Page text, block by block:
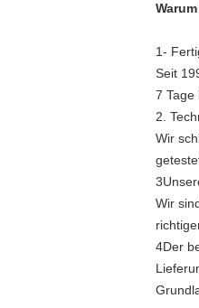
1-
Seit
7 Tage
2.
Wir
Wir
4Der